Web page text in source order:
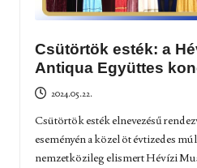
Csütörtök esték: a
Antiqua Együttes
2024.05.22.
Csütörtök esték elnevezésű
eseményén a közel öt évtizedes
nemzetközileg elismert Hévízi